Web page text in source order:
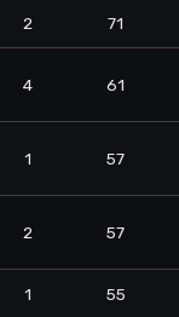
2
71
4 61
1 57
2 57
1 55